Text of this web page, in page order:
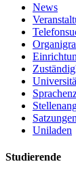
News
Uniladen
Studierende